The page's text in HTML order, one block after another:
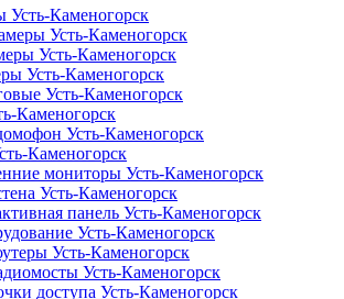
Усть-Каменогорск
Усть-Каменогорск
Усть-Каменогорск
Усть-Каменогорск
Усть-Каменогорск
Каменогорск
Усть-Каменогорск
Каменогорск
мониторы Усть-Каменогорск
Усть-Каменогорск
панель Усть-Каменогорск
Усть-Каменогорск
Усть-Каменогорск
Усть-Каменогорск
доступа Усть-Каменогорск